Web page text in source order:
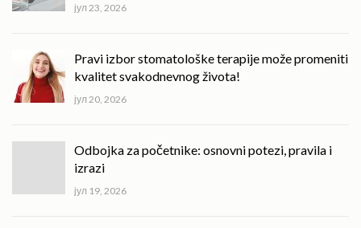
јул 23, 2026
Pravi izbor stomatološke terapije može promeniti
kvalitet svakodnevnog života!
јул 20, 2026
Odbojka za početnike: osnovni potezi, pravila i
izrazi
јул 19, 2026